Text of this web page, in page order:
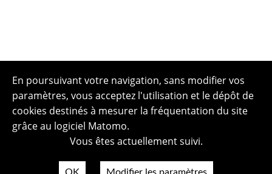
En poursuivant votre navigation, sans modifier vos
paramètres, vous acceptez l'utilisation et le dépôt de
cookies destinés à mesurer la fréquentation du site
grâce au logiciel Matomo.
Vous êtes actuellement suivi.